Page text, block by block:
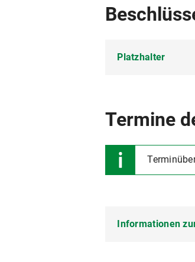
Platzhalter
Termine
Informationen